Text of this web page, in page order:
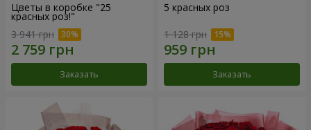
Цветы в коробке "25
красных роз!"
3 941 грн
Заказать
5 красных роз
1 128 грн
Заказать